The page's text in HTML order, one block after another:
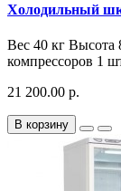
Холодильный
Вес 40 кг
компрессоров 1
21 200.00 р.
В корзину